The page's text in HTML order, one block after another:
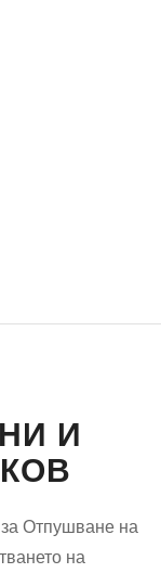
И
за Отпушване на
на